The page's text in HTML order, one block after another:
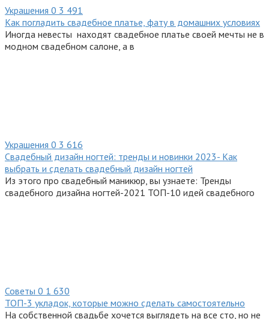
Украшения 0 3 491
Как погладить свадебное платье, фату в домашних условиях
Иногда невесты находят свадебное платье своей мечты не в
модном свадебном салоне, а в
Украшения 0 3 616
Свадебный дизайн ногтей: тренды и новинки 2023- Как
выбрать и сделать свадебный дизайн ногтей
Из этого про свадебный маникюр, вы узнаете: Тренды
свадебного дизайна ногтей-2021 ТОП-10 идей свадебного
Советы 0 1 630
ТОП-3 укладок, которые можно сделать самостоятельно
На собственной свадьбе хочется выглядеть на все сто, но не